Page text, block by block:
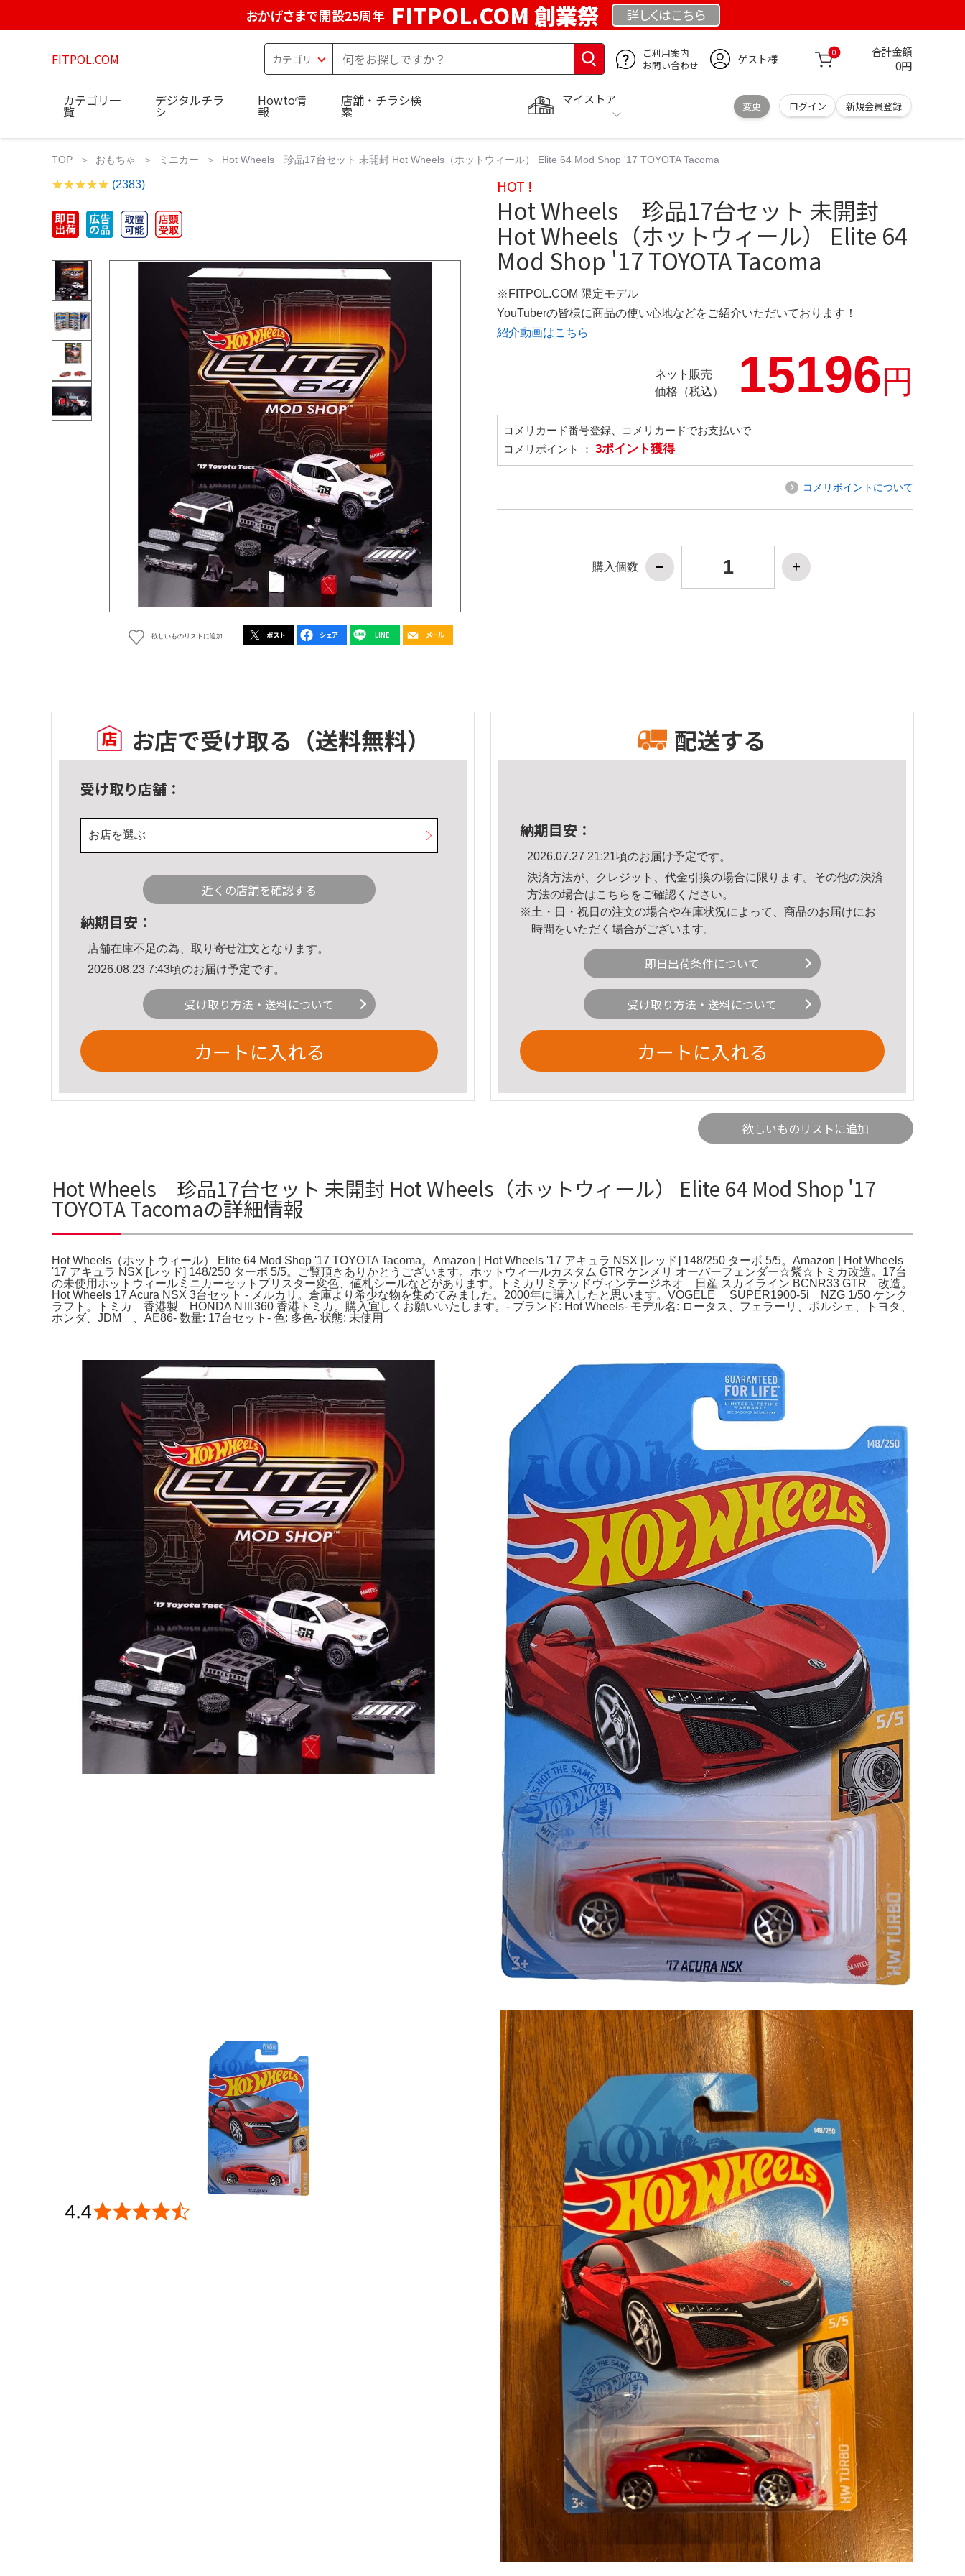
おかげさまで開設25周年 FITPOL.COM 創業祭 詳しくはこちら
FITPOL.COM
ご利用案内
お問い合わせ
ゲスト様 0 合計金額
0円
マイストア
変更 ログイン 新規会員登録
カテゴリ一
覧
デジタルチラ
シ
Howto情
報
店舗・チラシ検
索
TOP おもちゃ ミニカー Hot Wheels 珍品17台セット 未開封 Hot Wheels（ホットウィール） Elite 64 Mod Shop '17 TOYOTA Tacoma
(2383)
欲しいものリストに追加
HOT !
Hot Wheels 珍品17台セット 未開封
Hot Wheels（ホットウィール） Elite 64
Mod Shop '17 TOYOTA Tacoma
※FITPOL.COM 限定モデル
YouTuberの皆様に商品の使い心地などをご紹介いただいております！
紹介動画はこちら
ネット販売
価格（税込）
15196円
コメリカード番号登録、コメリカードでお支払いで
コメリポイント ： 3ポイント獲得
コメリポイントについて
購入個数
お店で受け取る （送料無料）
受け取り店舗：
お店を選ぶ
近くの店舗を確認する
納期目安：
店舗在庫不足の為、取り寄せ注文となります。
2026.08.23 7:43頃のお届け予定です。
受け取り方法・送料について
カートに入れる
配送する
納期目安：
2026.07.27 21:21頃のお届け予定です。
決済方法が、クレジット、代金引換の場合に限ります。その他の決済
方法の場合はこちら をご確認ください。
※土・日・祝日の注文の場合や在庫状況によって、商品のお届けにお
時間をいただく場合がございます。
即日出荷条件について
受け取り方法・送料について
カートに入れる
欲しいものリストに追加
Hot Wheels 珍品17台セット 未開封 Hot Wheels（ホットウィール） Elite 64 Mod Shop '17
TOYOTA Tacomaの詳細情報
Hot Wheels（ホットウィール） Elite 64 Mod Shop '17 TOYOTA Tacoma。Amazon | Hot Wheels '17 アキュラ NSX [レッド] 148/250 ターボ 5/5。Amazon | Hot Wheels
'17 アキュラ NSX [レッド] 148/250 ターボ 5/5。ご覧頂きありかとうございます。ホットウィールカスタム GTR ケンメリ オーバーフェンダー☆紫☆トミカ改造。17台
の未使用ホットウィールミニカーセットブリスター変色、値札シールなどがあります。トミカリミテッドヴィンテージネオ 日産 スカイライン BCNR33 GTR 改造。
Hot Wheels 17 Acura NSX 3台セット - メルカリ。倉庫より希少な物を集めてみました。2000年に購入したと思います。VOGELE SUPER1900-5i NZG 1/50 ケンク
ラフト。トミカ 香港製 HONDA NⅢ360 香港トミカ。購入宜しくお願いいたします。- ブランド: Hot Wheels- モデル名: ロータス、フェラーリ、ポルシェ、トヨタ、
ホンダ、JDM 、AE86- 数量: 17台セット- 色: 多色- 状態: 未使用